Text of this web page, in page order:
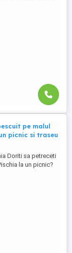
situate in
doar in
*Zona Palas
Lazar Residence;
Complex Q
pe malul
picnic si traseu
Doriti sa petreceti
la un picnic?
cu acces la
la 30 de metri?
in liniste
o? Aici e locul
la izovorul